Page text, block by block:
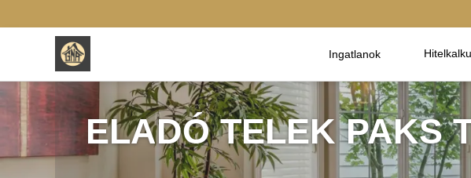
Ingatlanok
ELADÓ TELEK PAKS